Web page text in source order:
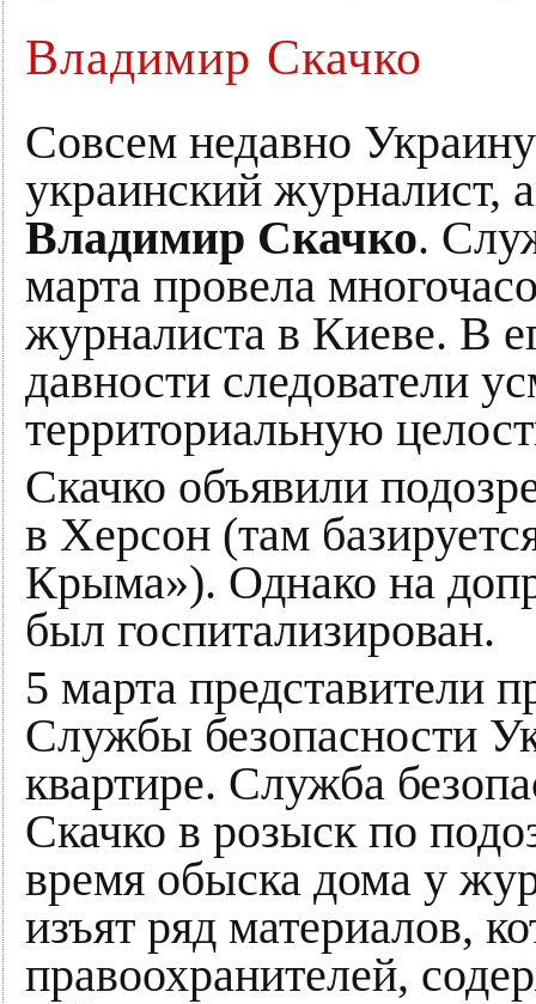
Владимир Скачко
Совсем недавно
украинский журналист,
Владимир Скачко.
марта провела
журналиста в Киеве. В
давности следователи
территориальную
Скачко объявили
в Херсон (там
Крыма»). Однако на
был госпитализирован.
5 марта представители
Службы безопасности
квартире. Cлужба
Скачко в розыск по
время обыска дома у
изъят ряд материалов,
правоохранителей,